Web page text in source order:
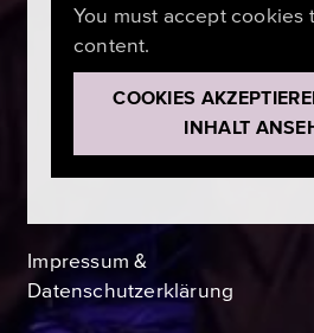
You must accept cookies
content.
COOKIES
INHALT
Impressum &
Datenschutzerklärung